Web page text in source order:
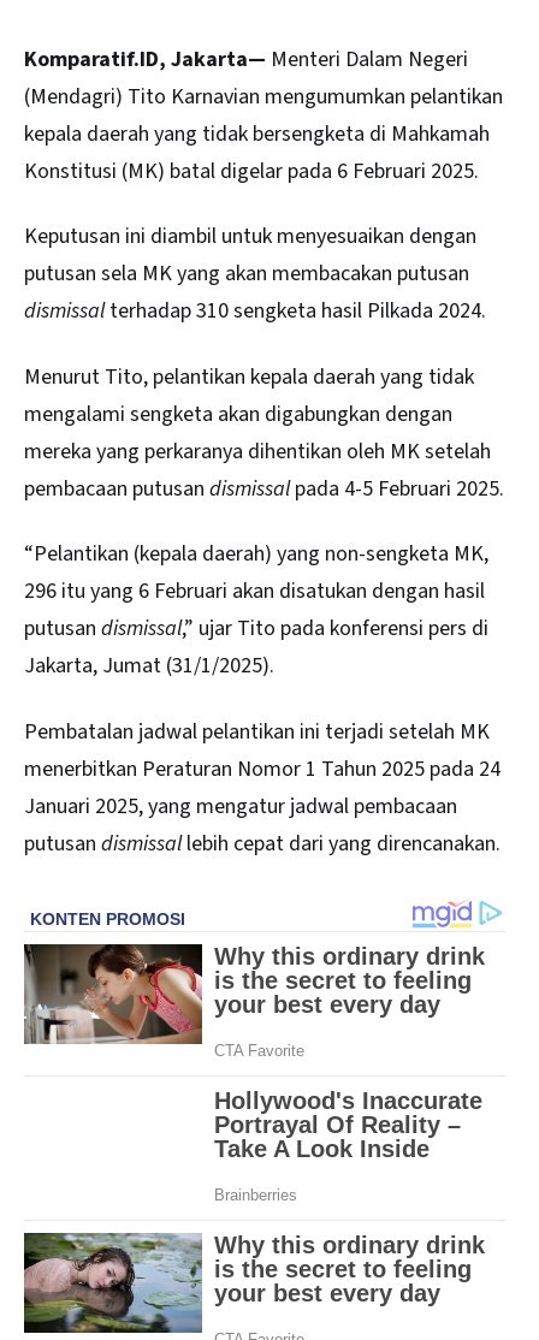
Komparatif.ID, Jakarta— Menteri Dalam Negeri
(Mendagri) Tito Karnavian mengumumkan pelantikan
kepala daerah yang tidak bersengketa di Mahkamah
Konstitusi (MK) batal digelar pada 6 Februari 2025.
Keputusan ini diambil untuk menyesuaikan dengan
putusan sela MK yang akan membacakan putusan
dismissalterhadap 310 sengketa hasil Pilkada 2024.
Menurut Tito, pelantikan kepala daerah yang tidak
mengalami sengketa akan digabungkan dengan
mereka yang perkaranya dihentikan oleh MK setelah
pembacaan putusan dismissalpada 4-5 Februari 2025.
“Pelantikan (kepala daerah) yang non-sengketa MK,
296 itu yang 6 Februari akan disatukan dengan hasil
putusan dismissal,” ujar Tito pada konferensi pers di
Jakarta, Jumat (31/1/2025).
Pembatalan jadwal pelantikan ini terjadi setelah MK
menerbitkan Peraturan Nomor 1 Tahun 2025 pada 24
Januari 2025, yang mengatur jadwal pembacaan
putusan dismissallebih cepat dari yang direncanakan.